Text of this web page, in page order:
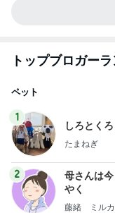
トップブロガー
ペット
1
しろとく
たまねぎ
2
母さんは
やく
藤緒 ミルカ